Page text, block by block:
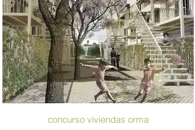
concurso viviendas orma